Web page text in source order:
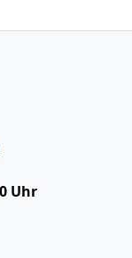
Uhr